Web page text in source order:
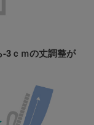
3ｃｍの丈調整が